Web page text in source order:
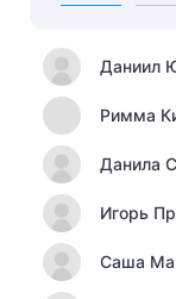
Даниил
Римма
Данила
Игорь
Саша